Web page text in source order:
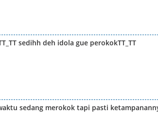
sedihh deh idola gue perokokTT_TT
sedang merokok tapi pasti